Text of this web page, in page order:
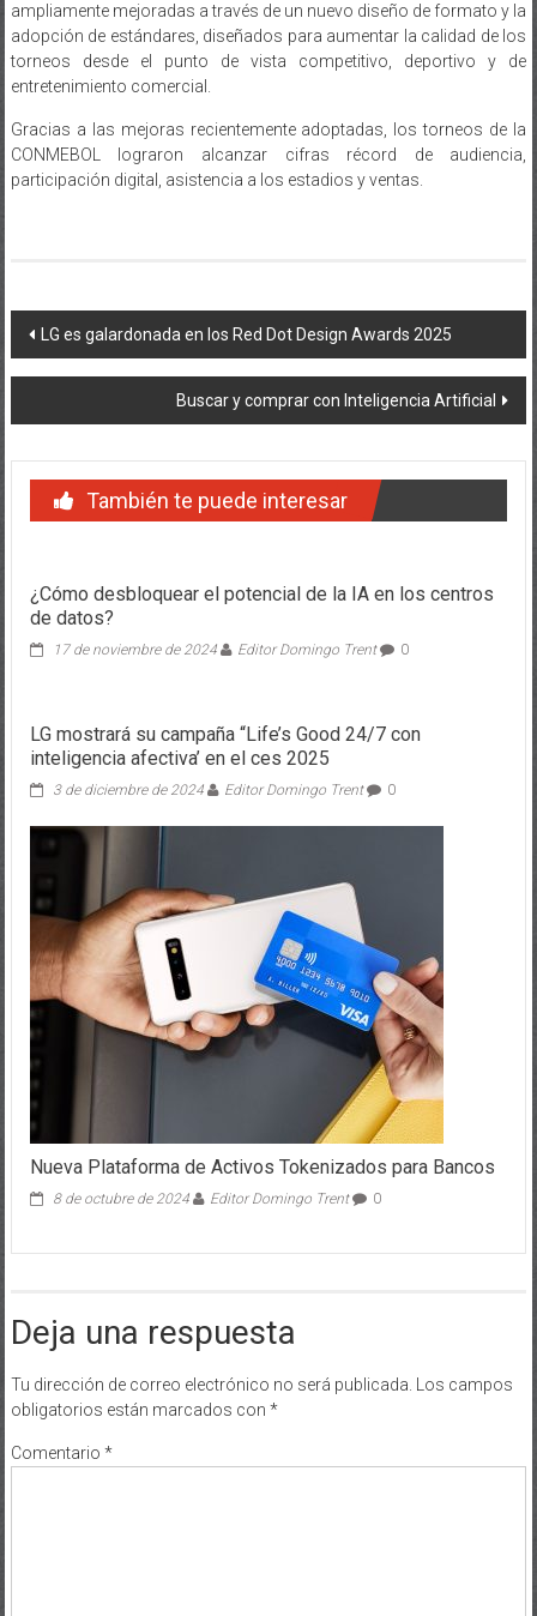
ampliamente mejoradas a través de un nuevo diseño de formato y la
adopción de estándares, diseñados para aumentar la calidad de los
torneos desde el punto de vista competitivo, deportivo y de
entretenimiento comercial.
Gracias a las mejoras recientemente adoptadas, los torneos de la
CONMEBOL lograron alcanzar cifras récord de audiencia,
participación digital, asistencia a los estadios y ventas.
Navegación
de
entradas
LG es galardonada en los Red Dot Design Awards 2025
Buscar y comprar con Inteligencia Artificial
También te puede interesar
¿Cómo desbloquear el potencial de la IA en los centros
de datos?
17 de noviembre de 2024 Editor Domingo Trent 0
LG mostrará su campaña “Life’s Good 24/7 con
inteligencia afectiva’ en el ces 2025
3 de diciembre de 2024 Editor Domingo Trent 0
Nueva Plataforma de Activos Tokenizados para Bancos
8 de octubre de 2024 Editor Domingo Trent 0
Deja una respuesta
Tu dirección de correo electrónico no será publicada. Los campos
obligatorios están marcados con *
Comentario *